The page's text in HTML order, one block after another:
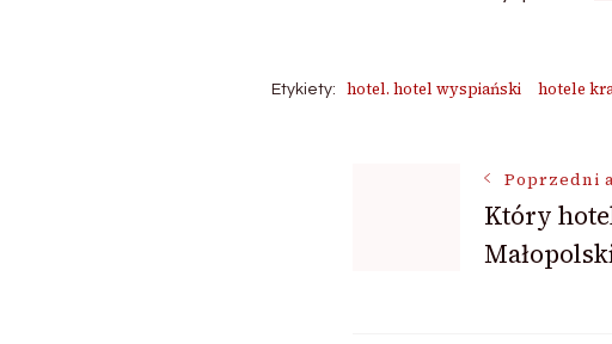
Etykiety: hotel. hotel wyspiański hotele
Nawigacja
wpisu
Poprzedni
Który